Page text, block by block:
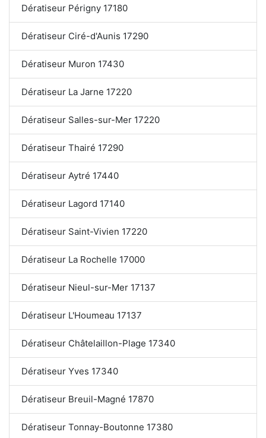
Dératiseur Périgny 17180
Dératiseur Ciré-d'Aunis 17290
Dératiseur Muron 17430
Dératiseur La Jarne 17220
Dératiseur Salles-sur-Mer 17220
Dératiseur Thairé 17290
Dératiseur Aytré 17440
Dératiseur Lagord 17140
Dératiseur Saint-Vivien 17220
Dératiseur La Rochelle 17000
Dératiseur Nieul-sur-Mer 17137
Dératiseur L'Houmeau 17137
Dératiseur Châtelaillon-Plage 17340
Dératiseur Yves 17340
Dératiseur Breuil-Magné 17870
Dératiseur Tonnay-Boutonne 17380